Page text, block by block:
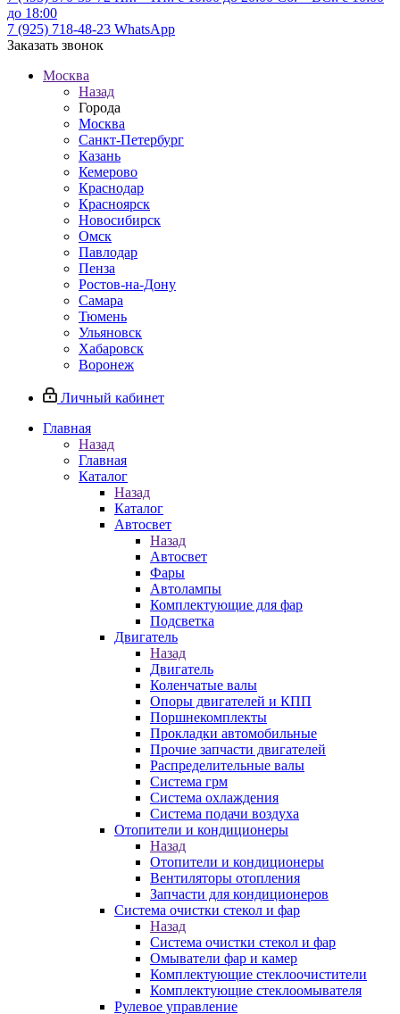
до 18:00
7 (925) 718-48-23 WhatsApp
Заказать звонок
Москва
Назад
Города
Москва
Санкт-Петербург
Казань
Кемерово
Краснодар
Красноярск
Новосибирск
Омск
Павлодар
Пенза
Ростов-на-Дону
Самара
Тюмень
Ульяновск
Хабаровск
Воронеж
Личный кабинет
Главная
Назад
Главная
Каталог
Назад
Каталог
Автосвет
Назад
Автосвет
Фары
Автолампы
Комплектующие для фар
Подсветка
Двигатель
Назад
Двигатель
Коленчатые валы
Опоры двигателей и КПП
Поршнекомплекты
Прокладки автомобильные
Прочие запчасти двигателей
Распределительные валы
Система грм
Система охлаждения
Система подачи воздуха
Отопители и кондиционеры
Назад
Отопители и кондиционеры
Вентиляторы отопления
Запчасти для кондиционеров
Система очистки стекол и фар
Назад
Система очистки стекол и фар
Омыватели фар и камер
Комплектующие стеклоочистители
Комплектующие стеклоомывателя
Рулевое управление